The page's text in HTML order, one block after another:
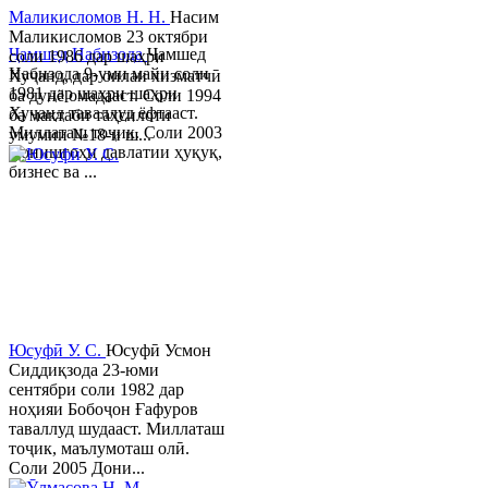
Ҷамшед НабизодаҶамшед
Набизода 9-уми майи соли
1981 дар шаҳри шаҳри
Хуҷанд таваллуд ёфтааст.
Миллаташ тоҷик. Соли 2003
Донишгоҳи давлатии ҳуқуқ,
бизнес ва ...
Маликисломов Н. Н. Насим
Маликисломов 23 октябри
соли 1986 дар шаҳри
Хуҷанд, дар оилаи хизматчӣ
ба дунё омадааст. Соли 1994
ба мактаби таҳсилоти
умумии №18-и ш...
Юсуфӣ У. C. Юсуфӣ Усмон
Сиддиқзода 23-юми
сентябри соли 1982 дар
ноҳияи Бобоҷон Ғафуров
таваллуд шудааст. Миллаташ
тоҷик, маълумоташ олӣ.
Соли 2005 Дони...